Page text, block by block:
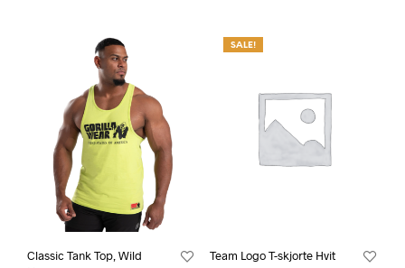
Classic Tank Top, Wild
SALE!
Team Logo T-skjorte Hvit